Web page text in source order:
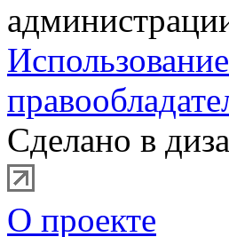
Сделано в
О проекте